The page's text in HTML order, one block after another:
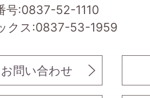
号:0837-52-1110
クス:0837-53-1959
お問い合わせ